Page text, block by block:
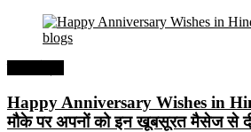
Happy Anniversary Wishes in
मौके पर अपनों को इन खूबसूरत मैसेज से